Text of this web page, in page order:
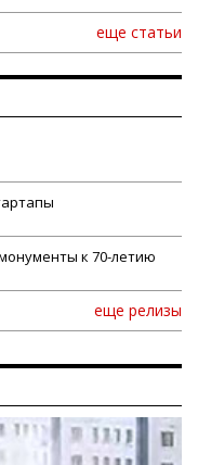
еще статьи
к 70-летию
еще релизы